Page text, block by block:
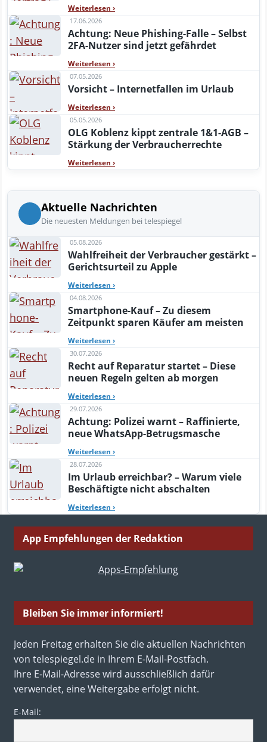
Weiterlesen ›
17.06.2026
Achtung: Neue Phishing-Falle – Selbst
2FA-Nutzer sind jetzt gefährdet
Weiterlesen ›
07.05.2026
Vorsicht – Internetfallen im Urlaub
Weiterlesen ›
05.05.2026
OLG Koblenz kippt zentrale 1&1-AGB –
Stärkung der Verbraucherrechte
Weiterlesen ›
Aktuelle Nachrichten
Die neuesten Meldungen bei telespiegel
05.08.2026
Wahlfreiheit der Verbraucher gestärkt –
Gerichtsurteil zu Apple
Weiterlesen ›
04.08.2026
Smartphone-Kauf – Zu diesem
Zeitpunkt sparen Käufer am meisten
Weiterlesen ›
30.07.2026
Recht auf Reparatur startet – Diese
neuen Regeln gelten ab morgen
Weiterlesen ›
29.07.2026
Achtung: Polizei warnt – Raffinierte,
neue WhatsApp-Betrugsmasche
Weiterlesen ›
28.07.2026
Im Urlaub erreichbar? – Warum viele
Beschäftigte nicht abschalten
Weiterlesen ›
App Empfehlungen der Redaktion
Bleiben Sie immer informiert!
Jeden Freitag erhalten Sie die aktuellen Nachrichten
von telespiegel.de in Ihrem E-Mail-Postfach.
Ihre E-Mail-Adresse wird ausschließlich dafür
verwendet, eine Weitergabe erfolgt nicht.
E-Mail: